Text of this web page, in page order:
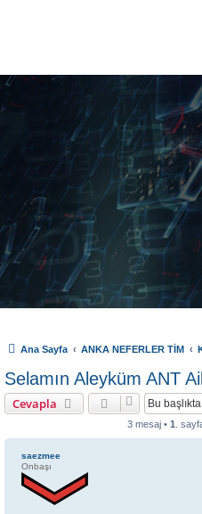
ANKA NEFERLER
TİM | FORUM
Ana Sayfa ANKA NEFERLER TİM
Selamın Aleyküm ANT
Cevapla
3 mesaj • 1 .
saezmee
Onbaşı